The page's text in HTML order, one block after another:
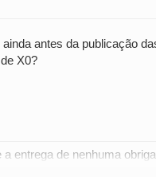
antes da publicação
X0?
a entrega de nenhuma